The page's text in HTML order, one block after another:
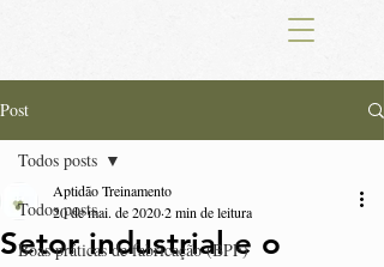
Post
Todos posts
Boas práticas de fabricação (BPF)
Todos posts
Setor industrial e o
Aptidão Treinamento
20 de mai. de 20202 min de leitura